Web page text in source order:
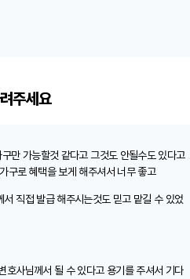
주세요
만 가능할것 같다고 그것도 안될수도 있다고
구로 혜택을 보게 해주셔서 너무 좋고
직접 발급 해주시는것도 믿고 맡길 수 있었
호사님께서 될 수 있다고 용기를 주셔서 기다